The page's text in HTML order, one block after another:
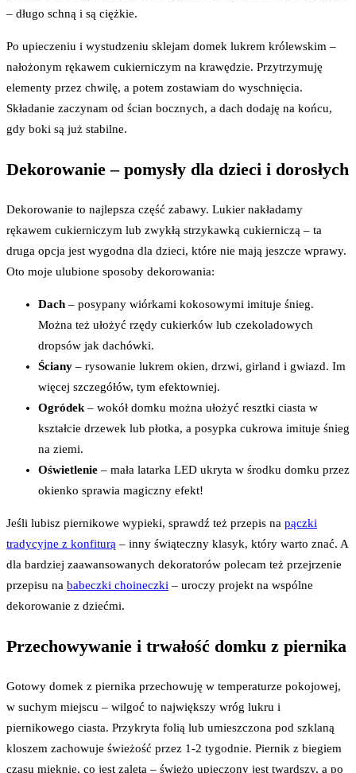
– długo schną i są ciężkie.
Po upieczeniu i wystudzeniu sklejam domek lukrem królewskim –
nałożonym rękawem cukierniczym na krawędzie. Przytrzymuję
elementy przez chwilę, a potem zostawiam do wyschnięcia.
Składanie zaczynam od ścian bocznych, a dach dodaję na końcu,
gdy boki są już stabilne.
Dekorowanie – pomysły dla dzieci i dorosłych
Dekorowanie to najlepsza część zabawy. Lukier nakładamy
rękawem cukierniczym lub zwykłą strzykawką cukierniczą – ta
druga opcja jest wygodna dla dzieci, które nie mają jeszcze wprawy.
Oto moje ulubione sposoby dekorowania:
Dach – posypany wiórkami kokosowymi imituje śnieg.
Można też ułożyć rzędy cukierków lub czekoladowych
dropsów jak dachówki.
Ściany – rysowanie lukrem okien, drzwi, girland i gwiazd. Im
więcej szczegółów, tym efektowniej.
Ogródek – wokół domku można ułożyć resztki ciasta w
kształcie drzewek lub płotka, a posypka cukrowa imituje śnieg
na ziemi.
Oświetlenie – mała latarka LED ukryta w środku domku przez
okienko sprawia magiczny efekt!
Jeśli lubisz piernikowe wypieki, sprawdź też przepis na pączki
tradycyjne z konfiturą – inny świąteczny klasyk, który warto znać. A
dla bardziej zaawansowanych dekoratorów polecam też przejrzenie
przepisu na babeczki choineczki – uroczy projekt na wspólne
dekorowanie z dziećmi.
Przechowywanie i trwałość domku z piernika
Gotowy domek z piernika przechowuję w temperaturze pokojowej,
w suchym miejscu – wilgoć to największy wróg lukru i
piernikowego ciasta. Przykryta folią lub umieszczona pod szklaną
kloszem zachowuje świeżość przez 1-2 tygodnie. Piernik z biegiem
czasu mięknie, co jest zaletą – świeżo upieczony jest twardszy, a po